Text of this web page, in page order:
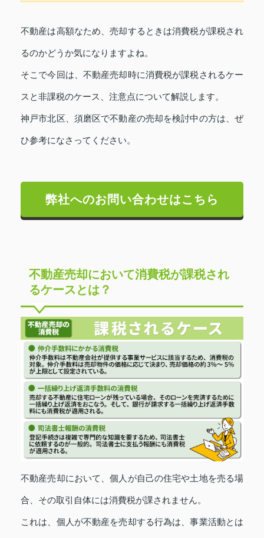
不動産は高額なため、売却するときは消費税が課税され
るのかどうか気になりますよね。
そこで今回は、不動産売却時に消費税が課税されるケー
スと非課税のケース、注意点について解説します。
神戸市北区、須磨区で不動産の売却を検討中の方は、ぜ
ひ参考になさってください。
弊社へのお問い合わせはこちら
不動産売却において消費税が課税され
るケースとは？
不動産売却において、個人が自己の住宅や土地を売る場
合、その取引自体には消費税が課されません。
これは、個人が不動産を売却する行為は、事業活動とは